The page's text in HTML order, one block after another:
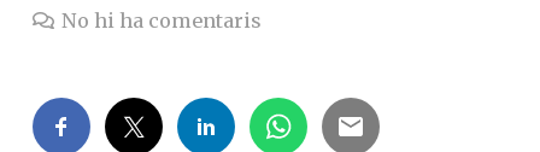
No hi ha comentaris